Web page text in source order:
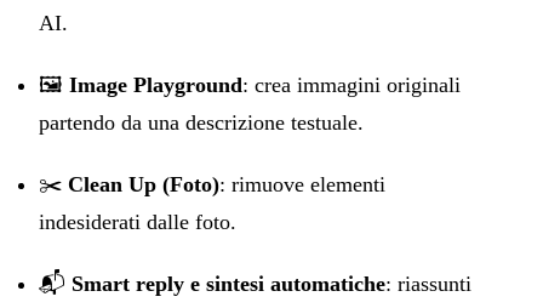
AI.
🖼️ Image Playground: crea immagini originali
partendo da una descrizione testuale.
✂️ Clean Up (Foto): rimuove elementi
indesiderati dalle foto.
📬 Smart reply e sintesi automatiche: riassunti